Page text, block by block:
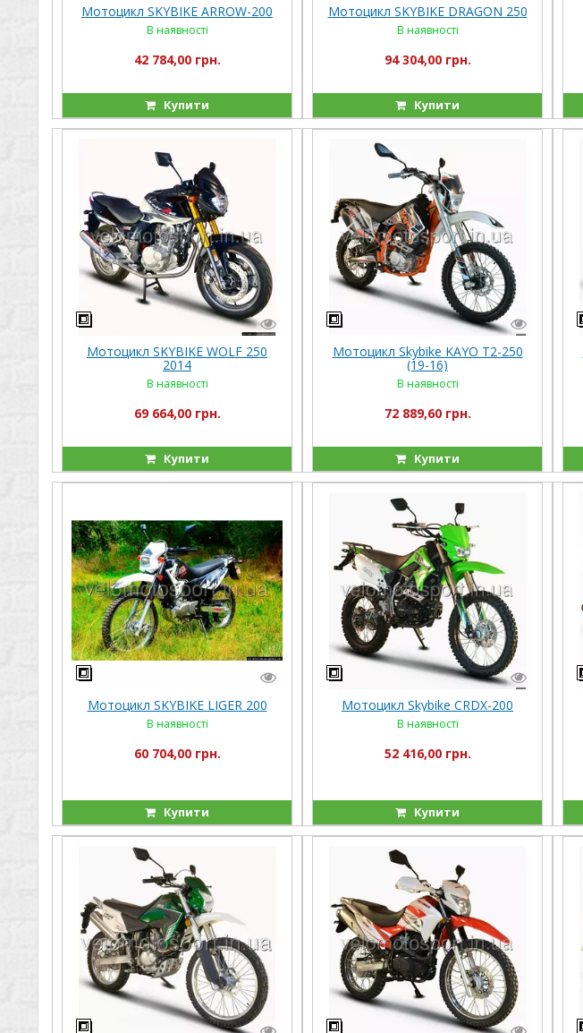
Мотоцикл SKYBIKE ARROW-200
В наявності
42 784,00 грн.
Купити
Мотоцикл SKYBIKE DRAGON 250
В наявності
94 304,00 грн.
Купити
Мотоцикл SKYBIKE WOLF 250
2014
В наявності
69 664,00 грн.
Купити
Мотоцикл Skybike KAYO T2-250
(19-16)
В наявності
72 889,60 грн.
Купити
Мотоцикл SKYBIKE LIGER 200
В наявності
60 704,00 грн.
Купити
Мотоцикл Skybike CRDX-200
В наявності
52 416,00 грн.
Купити